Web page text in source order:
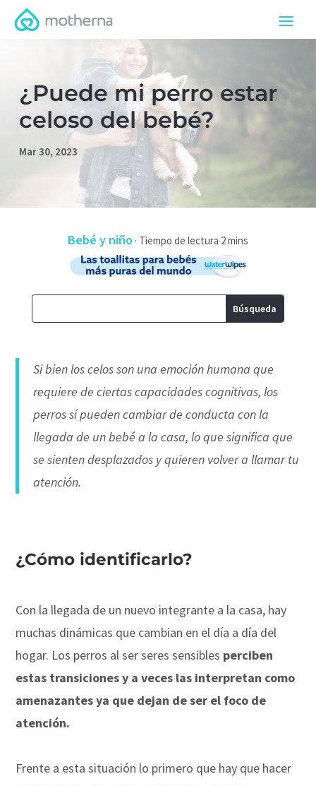
¿Puede mi perro estar
celoso del bebé?
Mar 30, 2023
Bebé y niño ·
Si bien los celos son una emoción humana que
requiere de ciertas capacidades cognitivas, los
perros sí pueden cambiar de conducta con la
llegada de un bebé a la casa, lo que significa que
se sienten desplazados y quieren volver a llamar tu
atención.
¿Cómo identificarlo?
Con la llegada de un nuevo integrante a la casa, hay
muchas dinámicas que cambian en el día a día del
hogar. Los perros al ser seres sensibles perciben
estas transiciones y a veces las interpretan como
amenazantes ya que dejan de ser el foco de
atención.
Frente a esta situación lo primero que hay que hacer